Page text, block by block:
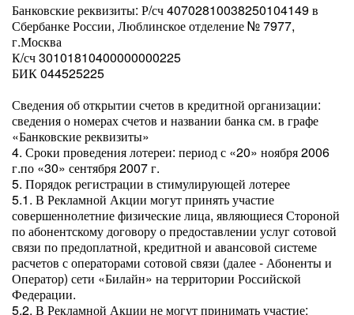
Банковские реквизиты: Р/сч 40702810038250104149 в
Сбербанке России, Люблинское отделение № 7977,
г.Москва
К/сч 30101810400000000225
БИК 044525225
Сведения об открытии счетов в кредитной организации:
сведения о номерах счетов и названии банка см. в графе
«Банковские реквизиты»
4. Сроки проведения лотереи: период с «20» ноября 2006
г.по «30» сентября 2007 г.
5. Порядок регистрации в стимулирующей лотерее
5.1. В Рекламной Акции могут принять участие
совершеннолетние физические лица, являющиеся Стороной
по абонентскому договору о предоставлении услуг сотовой
связи по предоплатной, кредитной и авансовой системе
расчетов с операторами сотовой связи (далее - Абоненты и
Оператор) сети «Билайн» на территории Российской
Федерации.
5.2. В Рекламной Акции не могут принимать участие: